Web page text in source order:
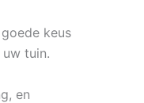
keus
tuin.
en